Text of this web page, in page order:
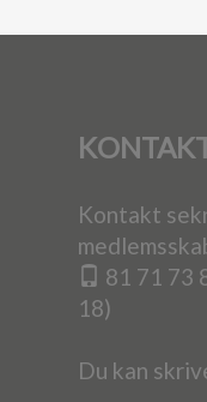
Kontakt
81 71 73
18)
Du kan